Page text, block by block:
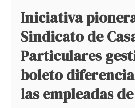
Iniciativa
Sindicato de
Particulares
boleto
las empleadas